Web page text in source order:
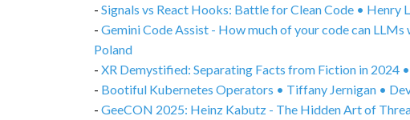
- Signals vs React Hooks: Battle for Clean Code • Henry
- Gemini Code Assist - How much of your code can
Poland
- XR Demystified: Separating Facts from Fiction in 2024
- Bootiful Kubernetes Operators • Tiffany Jernigan •
- GeeCON 2025: Heinz Kabutz - The Hidden Art of